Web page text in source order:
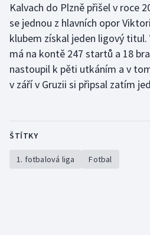
Gymnastika
Házená
Jezdectví
Krasobruslení
Lezení
Kalvach do Plzně přišel v roce
se jednou z hlavních opor
klubem získal jeden ligový titul.
má na kontě 247 startů a 18
nastoupil k pěti utkáním a v
v září v Gruzii si připsal zatím
ŠTÍTKY
1. fotbalová liga Fotbal